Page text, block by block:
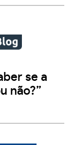
se a
não?”